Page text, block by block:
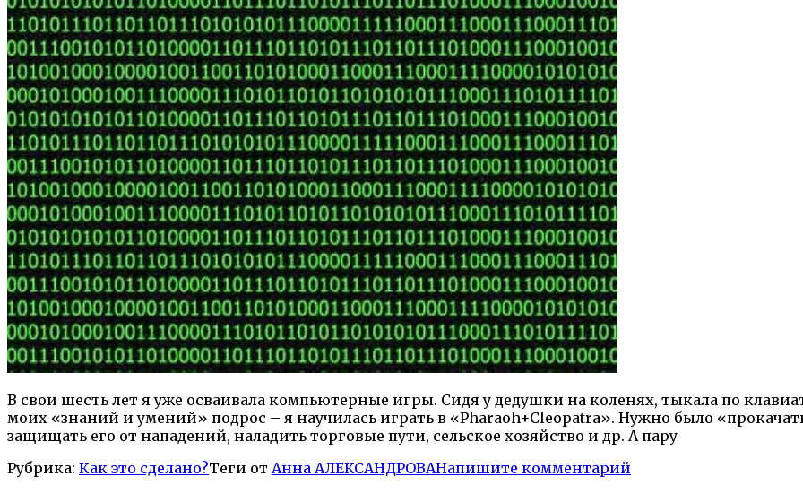
В свои шесть лет я уже осваивала компьютерные игры. Сидя у дедушки на коленях, тыкала по
моих «знаний и умений» подрос – я научилась играть в «Pharaoh+Cleopatra». Нужно было
защищать его от нападений, наладить торговые пути, сельское хозяйство и др. А пару
Рубрика: Как это сделано?Теги от Анна АЛЕКСАНДРОВАНапишите комментарий